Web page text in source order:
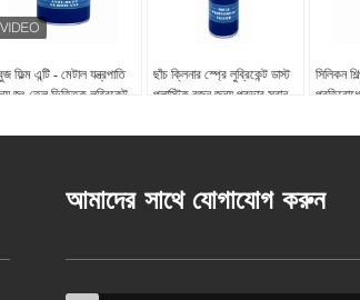
ফিল্ম এন্টি - মেটাল যন্ত্রপাতি
জং তেল ভিত্তিক লুব্রিকেন্ট
ছাঁচ ক্লিনার স্প্রে লুব্রিকেন্ট ডাস্ট
প্লাস্টিক রজন জন্য প্রভাব সরান
সিলিকন
আমাদের সাথে যোগাযোগ করুন